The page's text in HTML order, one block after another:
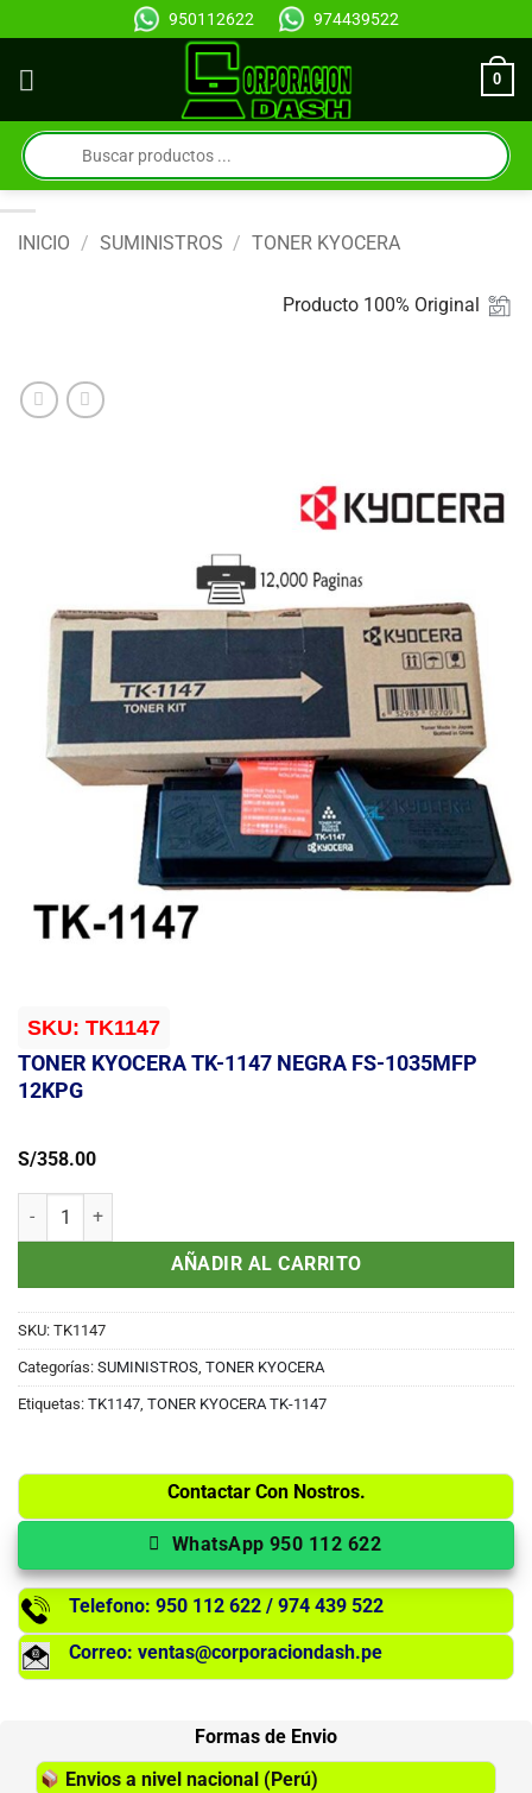
al
contenido
950112622 974439522
0
Búsqueda
de
productos
INICIO / SUMINISTROS / TONER KYOCERA
Producto 100% Original
SKU: TK1147
TONER KYOCERA TK-1147 NEGRA FS-1035MFP
12KPG
S/358.00
TONER KYOCERA TK-1147 NEGRA FS-1035MFP 12KPG cantidad
AÑADIR AL CARRITO
SKU: TK1147
Categorías: SUMINISTROS, TONER KYOCERA
Etiquetas: TK1147, TONER KYOCERA TK-1147
Contactar Con Nostros.
WhatsApp 950 112 622
Telefono: 950 112 622 / 974 439 522
Correo: ventas@corporaciondash.pe
Formas de Envio
Envios a nivel nacional (Perú)